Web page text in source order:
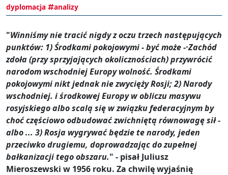
dyplomacja
analizy
"Winniśmy nie tracić nigdy z oczu trzech następujących
punktów: 1) Środkami pokojowymi - być może -·Zachód
zdoła (przy sprzyjających okolicznościach) przywrócić
narodom wschodniej Europy wolność. Środkami
pokojowymi nikt jednak nie zwycięży Rosji; 2) Narody
wschodniej. i środkowej Europy w obliczu masywu
rosyjskiego albo scalą się w związku federacyjnym by
choć częściowo odbudować zwichniętą równowagę sił -
albo ... 3) Rosja wygrywać będzie te narody, jeden
przeciwko drugiemu, doprowadzając do zupełnej
bałkanizacji tego obszaru." - pisał Juliusz
Mieroszewski w 1956 roku. Za chwilę wyjaśnię